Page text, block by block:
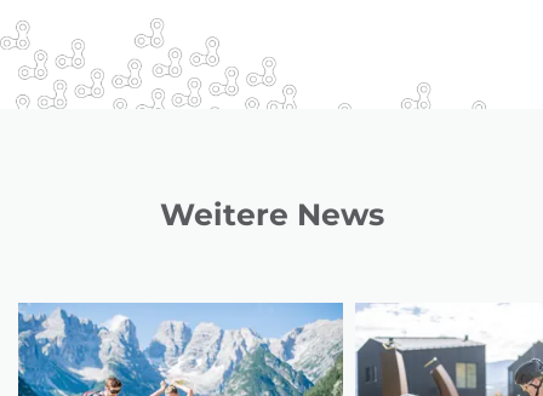
Weitere News